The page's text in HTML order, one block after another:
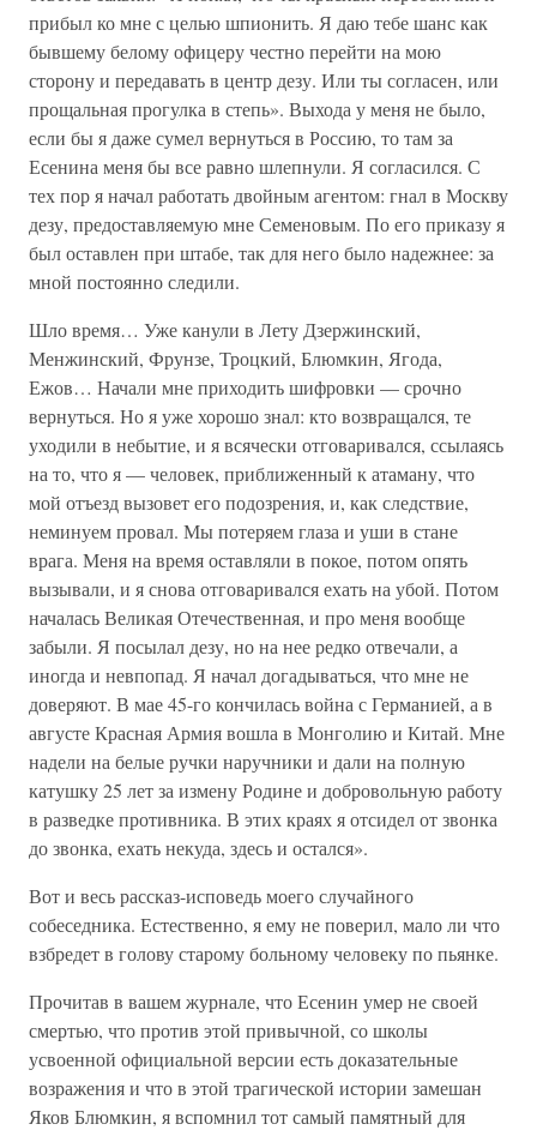
прибыл ко мне с целью шпионить. Я даю тебе шанс как
бывшему белому офицеру честно перейти на мою
сторону и передавать в центр дезу. Или ты согласен, или
прощальная прогулка в степь». Выхода у меня не было,
если бы я даже сумел вернуться в Россию, то там за
Есенина меня бы все равно шлепнули. Я согласился. С
тех пор я начал работать двойным агентом: гнал в Москву
дезу, предоставляемую мне Семеновым. По его приказу я
был оставлен при штабе, так для него было надежнее: за
мной постоянно следили.
Шло время… Уже канули в Лету Дзержинский,
Менжинский, Фрунзе, Троцкий, Блюмкин, Ягода,
Ежов… Начали мне приходить шифровки — срочно
вернуться. Но я уже хорошо знал: кто возвращался, те
уходили в небытие, и я всячески отговаривался, ссылаясь
на то, что я — человек, приближенный к атаману, что
мой отъезд вызовет его подозрения, и, как следствие,
неминуем провал. Мы потеряем глаза и уши в стане
врага. Меня на время оставляли в покое, потом опять
вызывали, и я снова отговаривался ехать на убой. Потом
началась Великая Отечественная, и про меня вообще
забыли. Я посылал дезу, но на нее редко отвечали, а
иногда и невпопад. Я начал догадываться, что мне не
доверяют. В мае 45-го кончилась война с Германией, а в
августе Красная Армия вошла в Монголию и Китай. Мне
надели на белые ручки наручники и дали на полную
катушку 25 лет за измену Родине и добровольную работу
в разведке противника. В этих краях я отсидел от звонка
до звонка, ехать некуда, здесь и остался».
Вот и весь рассказ-исповедь моего случайного
собеседника. Естественно, я ему не поверил, мало ли что
взбредет в голову старому больному человеку по пьянке.
Прочитав в вашем журнале, что Есенин умер не своей
смертью, что против этой привычной, со школы
усвоенной официальной версии есть доказательные
возражения и что в этой трагической истории замешан
Яков Блюмкин, я вспомнил тот самый памятный для